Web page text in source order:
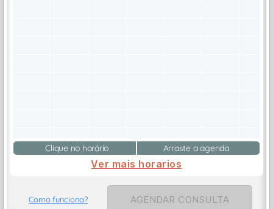
Clique no horário Arraste a agenda
Ver mais horarios
Como funciona? AGENDAR CONSULTA